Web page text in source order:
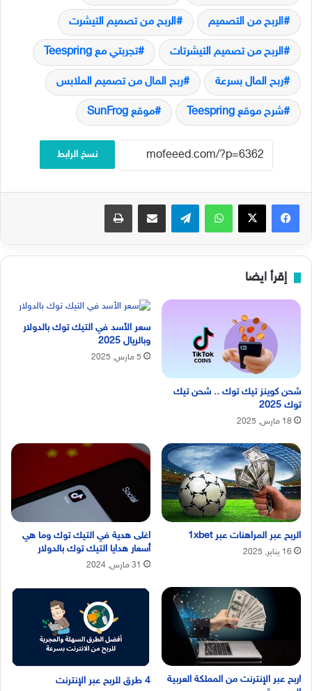
الربح من التصميم الربح من تصميم التيشرت
الربح من تصميم التيشرتات تجربتي مع Teespring
ربح المال بسرعة ربح المال من تصميم الملابس
شرح موقع Teespring موقع SunFrog
نسخ الرابط
فيسبوك‫X واتساب تيلقرام مشاركة عبر البريد طباعة
إقرأ ايضا
شحن كوينز تيك توك .. شحن تيك
توك 2025
18 مارس, 2025
سعر الأسد في التيك توك بالدولار
وبالريال 2025
5 مارس, 2025
الربح عبر المراهنات عبر 1xbet
16 يناير, 2025
اغلى هدية في التيك توك وما هي
أسعار هدايا التيك توك بالدولار
31 مارس, 2024
اربح عبر الإنترنت من المملكة العربية
4 طرق للربح عبر الإنترنت